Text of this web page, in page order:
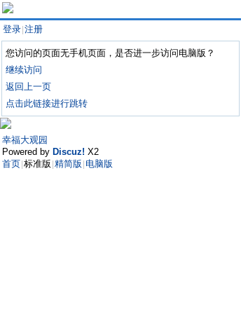
登录 注册
您访问的页面无手机页面，是否进一步访问电脑版？
继续访问
返回上一页
点击此链接进行跳转
幸福大观园
Powered by Discuz! X2
首页 标准版 精简版 电脑版